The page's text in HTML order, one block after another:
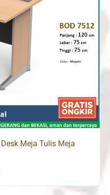
Meja Tulis Meja
Current